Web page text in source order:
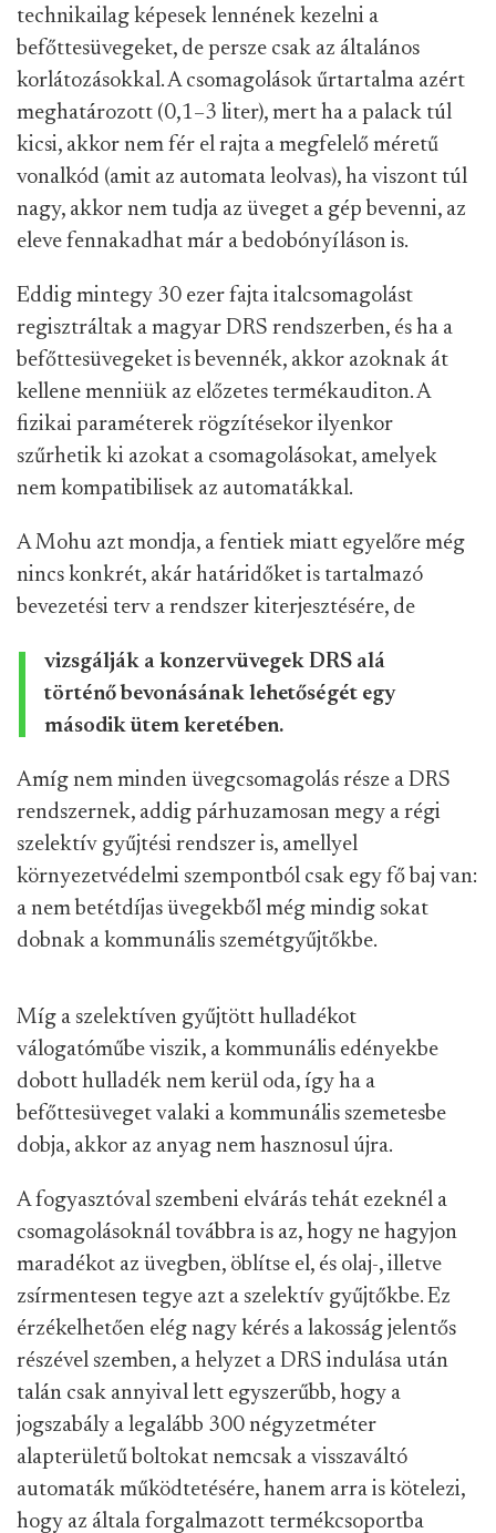
technikailag képesek lennének kezelni a
befőttesüvegeket, de persze csak az általános
korlátozásokkal. A csomagolások űrtartalma azért
meghatározott (0,1–3 liter), mert ha a palack túl
kicsi, akkor nem fér el rajta a megfelelő méretű
vonalkód (amit az automata leolvas), ha viszont túl
nagy, akkor nem tudja az üveget a gép bevenni, az
eleve fennakadhat már a bedobónyíláson is.
Eddig mintegy 30 ezer fajta italcsomagolást
regisztráltak a magyar DRS rendszerben, és ha a
befőttesüvegeket is bevennék, akkor azoknak át
kellene menniük az előzetes termékauditon. A
fizikai paraméterek rögzítésekor ilyenkor
szűrhetik ki azokat a csomagolásokat, amelyek
nem kompatibilisek az automatákkal.
A Mohu azt mondja, a fentiek miatt egyelőre még
nincs konkrét, akár határidőket is tartalmazó
bevezetési terv a rendszer kiterjesztésére, de
vizsgálják a konzervüvegek DRS alá
történő bevonásának lehetőségét egy
második ütem keretében.
Amíg nem minden üvegcsomagolás része a DRS
rendszernek, addig párhuzamosan megy a régi
szelektív gyűjtési rendszer is, amellyel
környezetvédelmi szempontból csak egy fő baj van:
a nem betétdíjas üvegekből még mindig sokat
dobnak a kommunális szemétgyűjtőkbe.
Míg a szelektíven gyűjtött hulladékot
válogatóműbe viszik, a kommunális edényekbe
dobott hulladék nem kerül oda, így ha a
befőttesüveget valaki a kommunális szemetesbe
dobja, akkor az anyag nem hasznosul újra.
A fogyasztóval szembeni elvárás tehát ezeknél a
csomagolásoknál továbbra is az, hogy ne hagyjon
maradékot az üvegben, öblítse el, és olaj-, illetve
zsírmentesen tegye azt a szelektív gyűjtőkbe. Ez
érzékelhetően elég nagy kérés a lakosság jelentős
részével szemben, a helyzet a DRS indulása után
talán csak annyival lett egyszerűbb, hogy a
jogszabály a legalább 300 négyzetméter
alapterületű boltokat nemcsak a visszaváltó
automaták működtetésére, hanem arra is kötelezi,
hogy az általa forgalmazott termékcsoportba